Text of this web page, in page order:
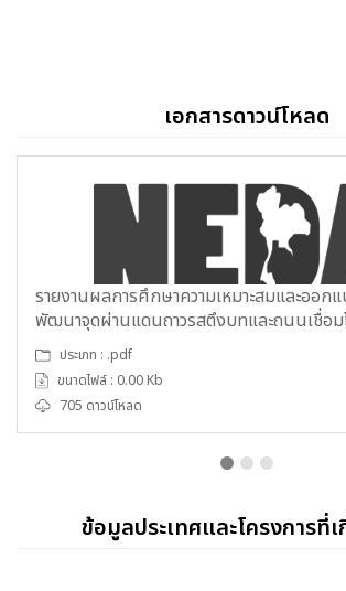
เอกสารดาวน์โหลด
รายงานผลการศึกษาความเหมาะสมและออก
พัฒนาจุดผ่านแดนถาวรสตึงบทและถนนเชื่อ
หมายเลข 5 ราชอาณาจักรกัมพูชา.pdf
ประเภท : .pdf
ขนาดไฟล์ : 0.00 Kb
705 ดาวน์โหลด
ข้อมูลประเทศและโครงการที่